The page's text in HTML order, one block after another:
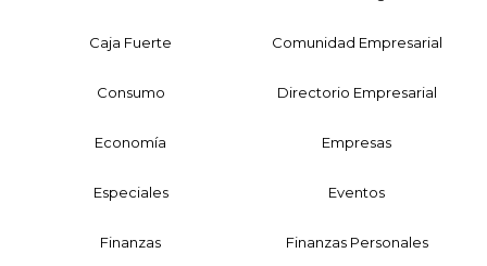
Caja Fuerte Comunidad Empresarial
Consumo Directorio Empresarial
Economía Empresas
Especiales Eventos
Finanzas Finanzas Personales